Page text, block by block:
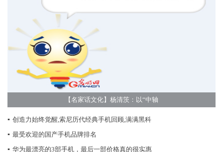
【名家话文化】杨清茨：以“中轴
▪ 创造力始终觉醒,索尼历代经典手机回顾,满满黑科
▪ 最受欢迎的国产手机品牌排名
▪ 华为最漂亮的3部手机，最后一部价格真的很实惠